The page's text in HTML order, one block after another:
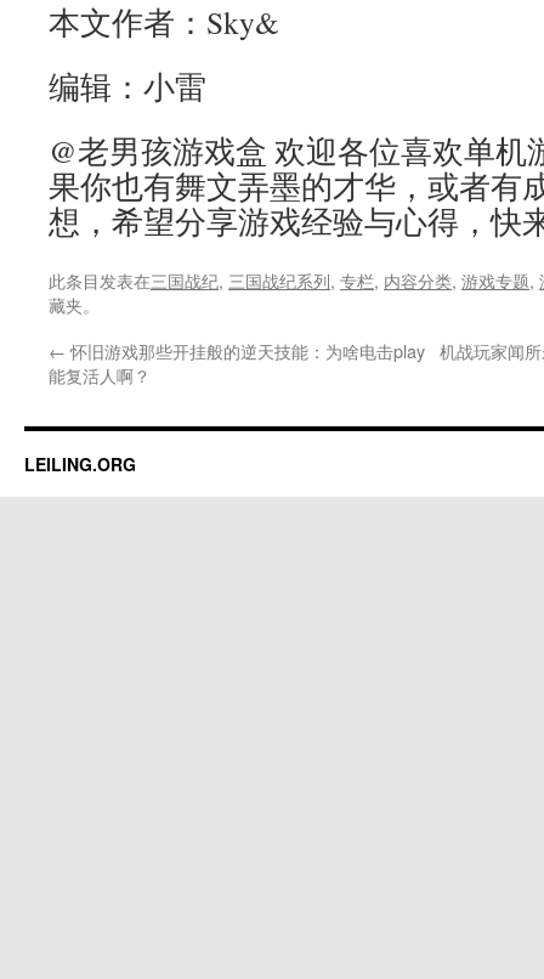
本文作者：Sky&
编辑：小雷
@老男孩游戏盒 欢迎各位喜欢单
果你也有舞文弄墨的才华，或者有
想，希望分享游戏经验与心得，快
此条目发表在三国战纪, 三国战纪系列, 专栏, 内容分类, 游戏专题,
藏夹。
←怀旧游戏那些开挂般的逆天技能：为啥电击play
能复活人啊？
机战玩家闻
LEILING.ORG